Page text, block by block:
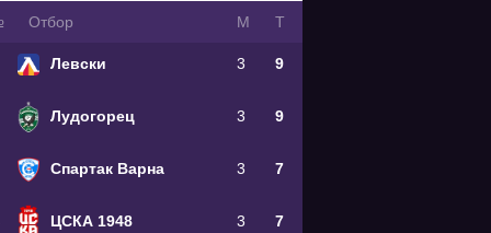
Oтбор М Т
Левски 3 9
Лудогорец 3 9
Спартак Варна 3 7
ЦСКА 1948 3 7